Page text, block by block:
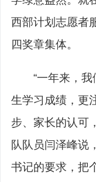
西部计划志愿者
四奖章集体。
“一年来，
生学习成绩，更
步、家长的认可
队队员闫泽峰说
书记的要求，把